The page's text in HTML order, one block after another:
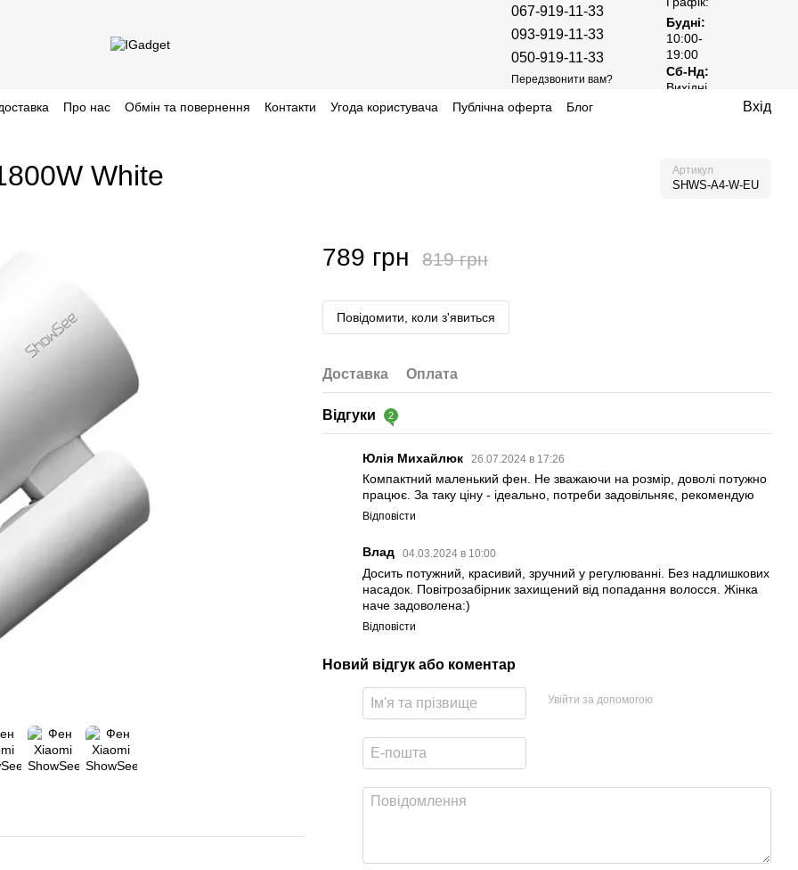
067-919-11-33
093-919-11-33
050-919-11-33
Передзвонити вам?
Будні:
10:00-
19:00
Сб-Нд:
Вихідні
Про нас Обмін та повернення Контакти Угода користувача Публічна оферта Блог Вхід
White Артикул
SHWS-A4-W-EU
789 грн 819 грн
Повідомити, коли з'явиться
Доставка Оплата
Відгуки 2
Юлія Михайлюк 26.07.2024 в 17:26
Компактний маленький фен. Не зважаючи на розмір, доволі потужно
працює. За таку ціну - ідеально, потреби задовільняє, рекомендую
Відповісти
Влад 04.03.2024 в 10:00
Досить потужний, красивий, зручний у регулюванні. Без надлишкових
насадок. Повітрозабірник захищений від попадання волосся. Жінка
наче задоволена:)
Відповісти
Новий відгук або коментар
Увійти за допомогою